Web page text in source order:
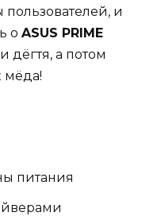
и
о ASUS PRIME
дёгтя, а потом
мёда!
питания